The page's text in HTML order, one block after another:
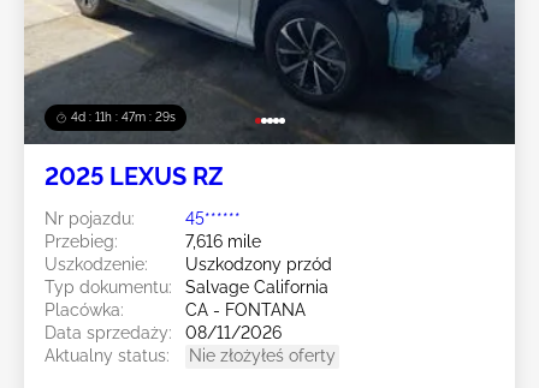
4d : 11h : 47m : 29s
2025 LEXUS RZ
Nr pojazdu:
45******
Przebieg:
7,616 mile
Uszkodzenie:
Uszkodzony przód
Typ dokumentu:
Salvage California
Placówka:
CA - FONTANA
Data sprzedaży:
08/11/2026
Aktualny status:
Nie złożyłeś oferty